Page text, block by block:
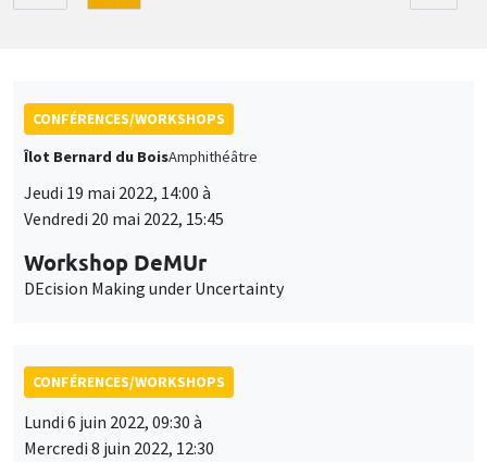
CONFÉRENCES/WORKSHOPS
Îlot Bernard du BoisAmphithéâtre
Jeudi 19 mai 2022, 14:00 à
Vendredi 20 mai 2022, 15:45
Workshop DeMUr
DEcision Making under Uncertainty
CONFÉRENCES/WORKSHOPS
Lundi 6 juin 2022, 09:30 à
Mercredi 8 juin 2022, 12:30